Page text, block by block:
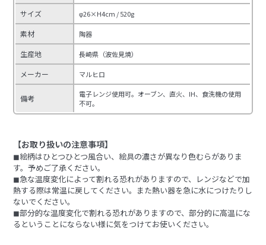
サイズ φ26×H4cm / 520g
素材 陶器
生産地 長崎県（波佐見焼）
メーカー マルヒロ
備考
電子レンジ使用可。オーブン、直火、IH、食洗機の使用
不可。
【お取り扱いの注意事項】
◼︎絵柄はひとつひとつ風合い、絵具の濃さが異なり色むらがありま
す。予めご了承ください。
◼︎急な温度変化によって割れる恐れがありますので、レンジなどで加
熱する際は常温に戻してください。また熱い器を急に水につけたりし
ないでください。
◼︎部分的な温度変化で割れる恐れがありますので、部分的に高温にな
るということにならない様に気をつけてお使いください。